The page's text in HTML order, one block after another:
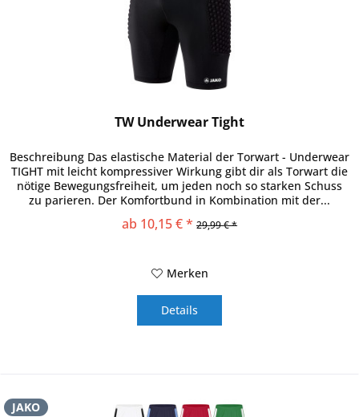
TW Underwear Tight
Beschreibung Das elastische Material der Torwart - Underwear
TIGHT mit leicht kompressiver Wirkung gibt dir als Torwart die
nötige Bewegungsfreiheit, um jeden noch so starken Schuss
zu parieren. Der Komfortbund in Kombination mit der...
ab 10,15 € * 29,99 € *
Merken
Details
JAKO